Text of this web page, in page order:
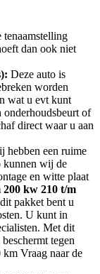
tenaamstelling
dan ook niet
Deze auto is
worden
wat u evt kunt
onderhoudsbeurt of
direct waar u aan
hebben een ruime
kunnen wij de
en witte plaat
kw 210 t/m
pakket bent u
U kunt in
Met dit
tegen
Vraag naar de